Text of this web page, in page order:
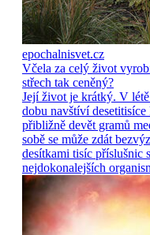
epochalnisvet.cz
Včela za celý život
střech tak ceněný?
Její život je krátký. V
dobu navštíví
přibližně devět gramů
sobě se může zdát
desítkami tisíc příslušnic
nejdokonalejších